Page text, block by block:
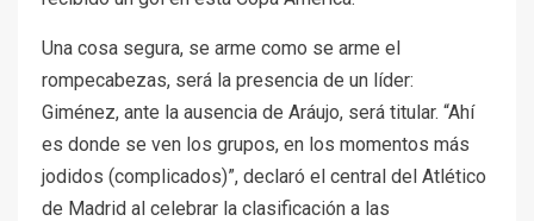
Una cosa segura, se arme como se arme el
rompecabezas, será la presencia de un líder:
Giménez, ante la ausencia de Aráujo, será titular. “Ahí
es donde se ven los grupos, en los momentos más
jodidos (complicados)”, declaró el central del Atlético
de Madrid al celebrar la clasificación a las